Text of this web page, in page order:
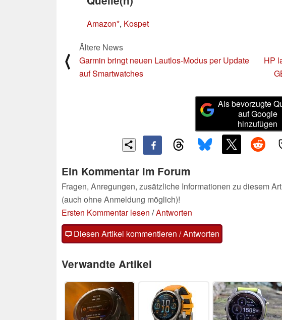
Amazon , Kospet
⟨
Ältere News
Garmin bringt neuen Lautlos-Modus per Update
auf Smartwatches
HP
Als bevorzugte
auf Google
hinzufügen
Ein Kommentar im Forum
Fragen, Anregungen, zusätzliche Informationen zu diesem
(auch ohne Anmeldung möglich)!
Ersten Kommentar lesen /Antworten
Diesen Artikel kommentieren / Antworten
Verwandte Artikel